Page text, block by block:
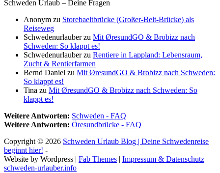
Schweden Urlaub – Deine Fragen
Anonym zu Storebaeltbrücke (Großer-Belt-Brücke) als
Reiseweg
Schwedenurlauberzu Mit ØresundGO & Brobizz nach
Schweden: So klappt es!
Schwedenurlauberzu Rentiere in Lappland: Lebensraum,
Zucht & Rentierfarmen
Bernd Daniel zu Mit ØresundGO & Brobizz nach Schweden:
So klappt es!
Tina zu Mit ØresundGO & Brobizz nach Schweden: So
klappt es!
Weitere Antworten: Schweden - FAQ
Weitere Antworten: Öresundbrücke - FAQ
Copyright © 2026 Schweden Urlaub Blog | Deine Schwedenreise
beginnt hier! -
Website by Wordpress | Fab Themes
Impressum & Datenschutz
schweden-urlauber.info